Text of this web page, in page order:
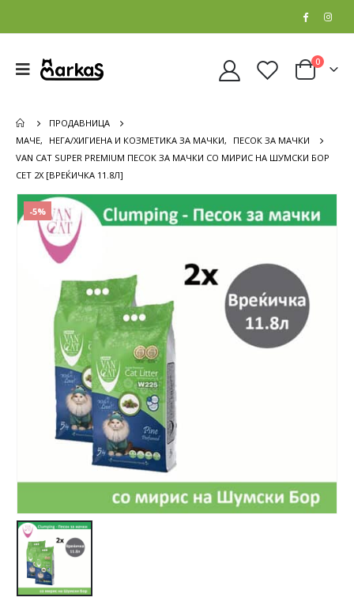
0
ПРОДАВНИЦА
МАЧЕ, НЕГА/ХИГИЕНА И КОЗМЕТИКА ЗА МАЧКИ,
ПЕСОК ЗА МАЧКИ
VAN CAT SUPER PREMIUM ПЕСОК ЗА МАЧКИ СО МИРИС НА ШУМСКИ БОР
СЕТ 2Х [ВРЕЌИЧКА 11.8Л]
-5%